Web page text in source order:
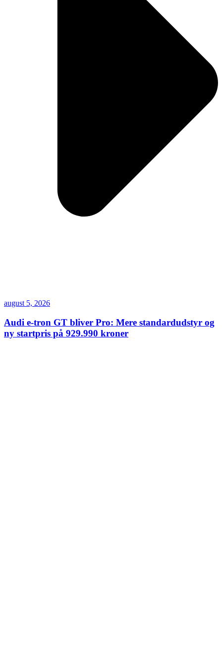
august 5, 2026
Audi e-tron GT bliver Pro: Mere standardudstyr og
ny startpris på 929.990 kroner